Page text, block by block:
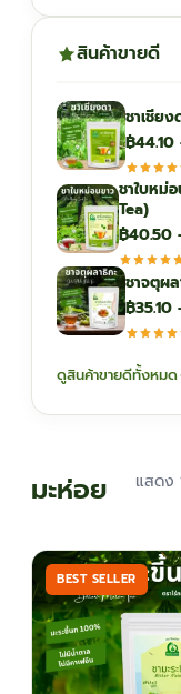
สินค้าขายดี
ชาเชีย
฿44.10
ชาใบหม่
Tea)
฿40.50
ชาจตุผ
฿35.10
ดูสินค้าขายดีทั้งหมด
มะห่อย แสดง
BEST SELLER